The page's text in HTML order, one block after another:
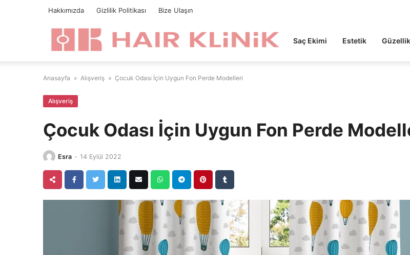
Hakkımızda Gizlilik Politikası Bize Ulaşın
Saç Ekimi Estetik Güzellik
Anasayfa » Alışveriş » Çocuk Odası İçin Uygun Fon Perde Modelleri
Alışveriş
Çocuk Odası İçin Uygun Fon Perde
Esra - 14 Eylül 2022